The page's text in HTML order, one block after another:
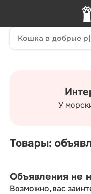
У
Товары:
Объявления не
Возможно, вас